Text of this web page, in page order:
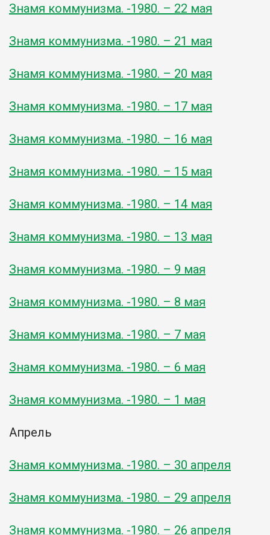
Знамя коммунизма. -1980. – 22 мая
Знамя коммунизма. -1980. – 21 мая
Знамя коммунизма. -1980. – 20 мая
Знамя коммунизма. -1980. – 17 мая
Знамя коммунизма. -1980. – 16 мая
Знамя коммунизма. -1980. – 15 мая
Знамя коммунизма. -1980. – 14 мая
Знамя коммунизма. -1980. – 13 мая
Знамя коммунизма. -1980. – 9 мая
Знамя коммунизма. -1980. – 8 мая
Знамя коммунизма. -1980. – 7 мая
Знамя коммунизма. -1980. – 6 мая
Знамя коммунизма. -1980. – 1 мая
Апрель
Знамя коммунизма. -1980. – 30 апреля
Знамя коммунизма. -1980. – 29 апреля
Знамя коммунизма. -1980. – 26 апреля